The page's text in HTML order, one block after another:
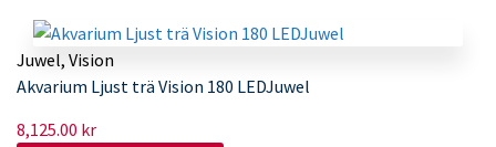
Juwel, Vision
Akvarium Ljust trä Vision 180 LEDJuwel
8,125.00 kr